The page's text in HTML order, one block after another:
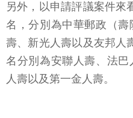
另外，以申請評議案件來
名，分別為中華郵政（
壽、新光人壽以及友邦人
名分別為安聯人壽、法
人壽以及第一金人壽。